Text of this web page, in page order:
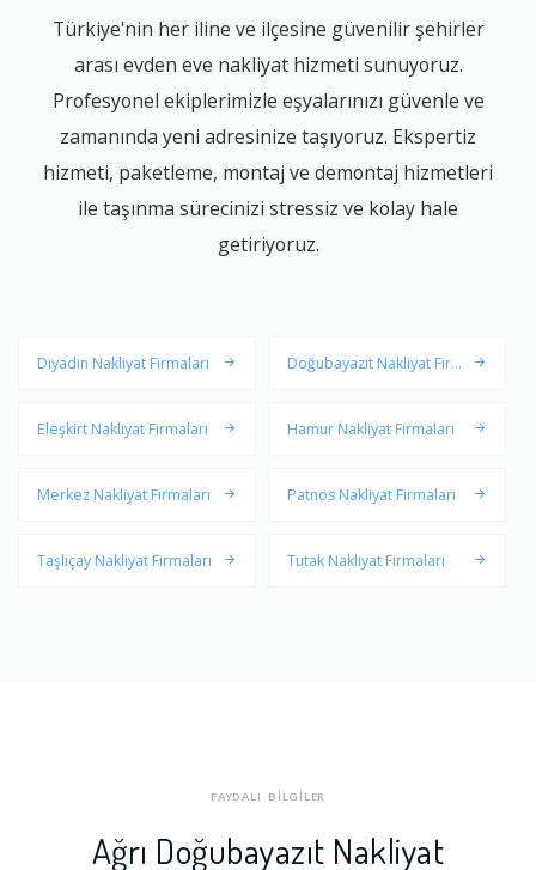
Türkiye'nin her iline ve ilçesine güvenilir şehirler
arası evden eve nakliyat hizmeti sunuyoruz.
Profesyonel ekiplerimizle eşyalarınızı güvenle ve
zamanında yeni adresinize taşıyoruz. Ekspertiz
hizmeti, paketleme, montaj ve demontaj hizmetleri
ile taşınma sürecinizi stressiz ve kolay hale
getiriyoruz.
Diyadin Nakliyat Firmaları
Doğubayazıt Nakliyat Firma
Eleşkirt Nakliyat Firmaları
Hamur Nakliyat Firmaları
Merkez Nakliyat Firmaları Patnos Nakliyat Firmaları
Taşlıçay Nakliyat Firmaları Tutak Nakliyat Firmaları
FAYDALI BİLGİLER
Ağrı Doğubayazıt Nakliyat